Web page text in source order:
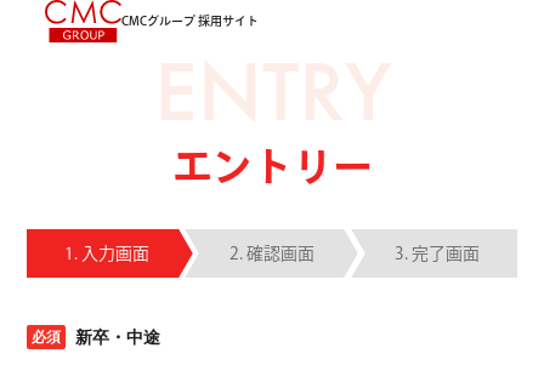
CMCグループ 採用サイト
エントリー
入力画面 確認画面 完了画面
新卒・中途